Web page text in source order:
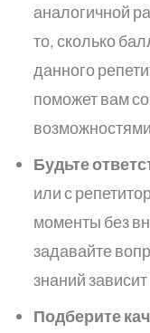
аналогичной
то, сколько
данного
поможет вам
Будьте
или с
моменты без
задавайте
знаний
Подберите